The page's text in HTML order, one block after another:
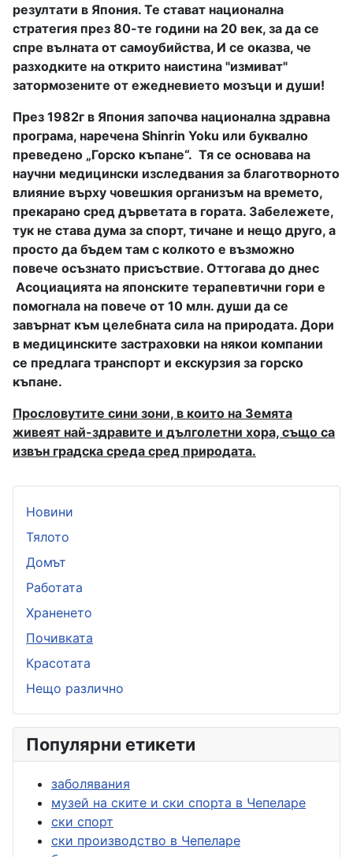
резултати в Япония. Те стават национална
стратегия през 80-те години на 20 век, за да се
спре вълната от самоубийства, И се оказва, че
разходките на открито наистина "измиват"
затормозените от ежедневието мозъци и души!
През 1982г в Япония започва национална здравна
програма, наречена Shinrin Yoku или буквално
преведено „Горско къпане“. Тя се основава на
научни медицински изследвания за благотворното
влияние върху човешкия организъм на времето,
прекарано сред дърветата в гората. Забележете,
тук не става дума за спорт, тичане и нещо друго, а
просто да бъдем там с колкото е възможно
повече осъзнато присъствие. Оттогава до днес
Асоциацията на японските терапевтични гори е
помогнала на повече от 10 млн. души да се
завърнат към целебната сила на природата. Дори
в медицинските застраховки на някои компании
се предлага транспорт и екскурзия за горско
къпане.
Прословутите сини зони, в които на Земята
живеят най-здравите и дълголетни хора, също са
извън градска среда сред природата.
Новини
Тялото
Домът
Работата
Храненето
Почивката
Красотата
Нещо различно
Популярни етикети
заболявания
музей на ските и ски спорта в Чепеларе
ски спорт
ски производство в Чепеларе